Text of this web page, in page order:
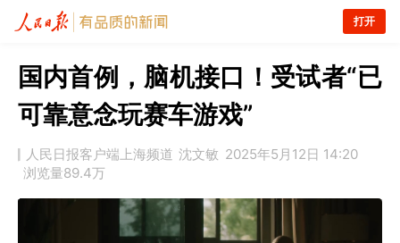
打开
国内首例，脑机接口！受试者“已
可靠意念玩赛车游戏”
人民日报客户端上海频道 沈文敏 2025年5月12日 14:20
浏览量89.4万